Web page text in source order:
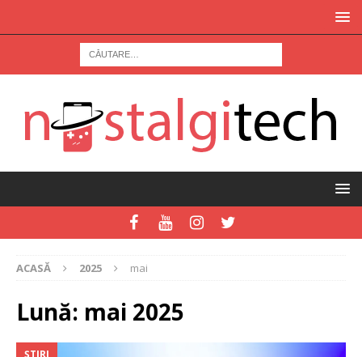
ACASĂ 2025 mai
Lună: mai 2025
ȘTIRI